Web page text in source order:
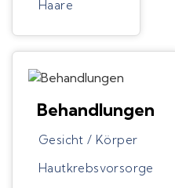
Haare
Behandlungen
Gesicht / Körper
Hautkrebsvorsorge